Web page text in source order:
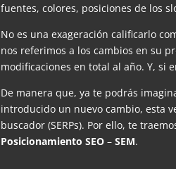
fuentes, colores, posiciones de los
No es una exageración calificarlo
nos referimos a los cambios en su
modificaciones en total al año. Y, si
De manera que, ya te podrás
introducido un nuevo cambio, esta
buscador (SERPs). Por ello, te
Posicionamiento SEO – SEM.